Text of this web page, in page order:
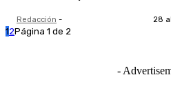
Redacción - 28
12Página 1 de 2
-